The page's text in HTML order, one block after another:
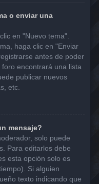
o enviar una
en "Nuevo tema".
haga clic en "Enviar
antes de poder
encontrará una lista
publicar nuevos
etc.
mensaje?
solo puede
Para editarlos debe
esta opción solo es
Si alguien
texto indicando que